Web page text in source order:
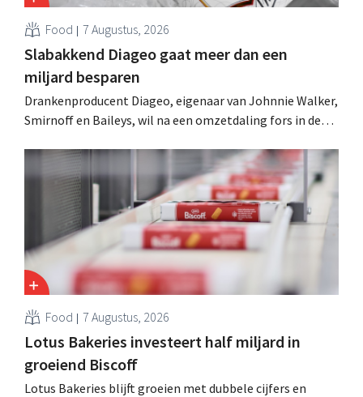
Food 7 Augustus, 2026
Slabakkend Diageo gaat meer dan een
miljard besparen
Drankenproducent Diageo, eigenaar van Johnnie Walker,
Smirnoff en Baileys, wil na een omzetdaling fors in de
andere Guiness en voorgemixte cocktails.
Food 7 Augustus, 2026
Lotus Bakeries investeert half miljard in
groeiend Biscoff
Lotus Bakeries blijft groeien met dubbele cijfers en